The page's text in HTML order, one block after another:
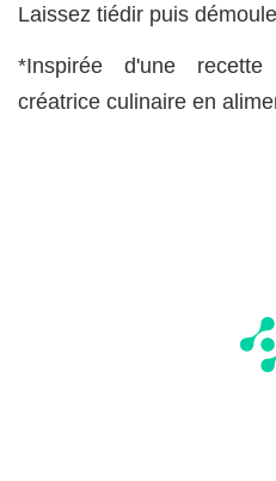
Laissez tiédir puis
*Inspirée d'une
créatrice culinaire en